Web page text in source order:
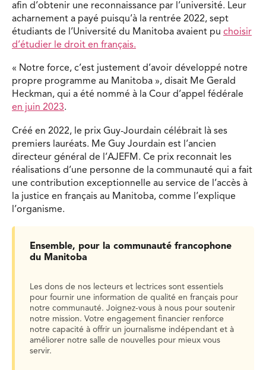
afin d’obtenir une reconnaissance par l’université. Leur
acharnement a payé puisqu’à la rentrée 2022, sept
étudiants de l’Université du Manitoba avaient pu choisir
d’étudier le droit en français.
« Notre force, c’est justement d’avoir développé notre
propre programme au Manitoba », disait Me Gerald
Heckman, qui a été nommé à la Cour d’appel fédérale
en juin 2023.
Créé en 2022, le prix Guy-Jourdain célébrait là ses
premiers lauréats. Me Guy Jourdain est l’ancien
directeur général de l’AJEFM. Ce prix reconnait les
réalisations d’une personne de la communauté qui a fait
une contribution exceptionnelle au service de l’accès à
la justice en français au Manitoba, comme l’explique
l’organisme.
Ensemble, pour la communauté francophone
du Manitoba
Les dons de nos lecteurs et lectrices sont essentiels
pour fournir une information de qualité en français pour
notre communauté. Joignez-vous à nous pour soutenir
notre mission. Votre engagement financier renforce
notre capacité à offrir un journalisme indépendant et à
améliorer notre salle de nouvelles pour mieux vous
servir.